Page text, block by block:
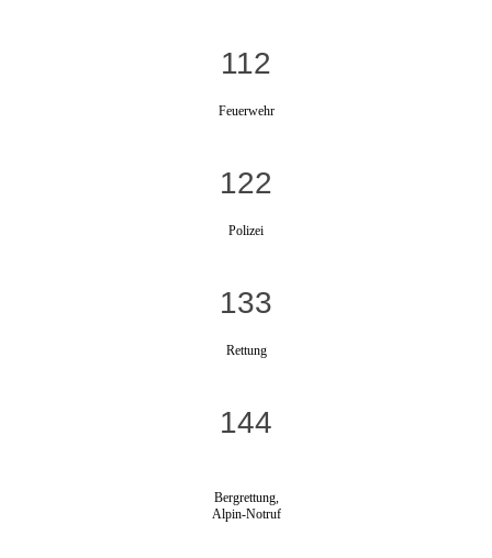
112
Feuerwehr
122
Polizei
133
Rettung
144
Bergrettung,
Alpin-Notruf